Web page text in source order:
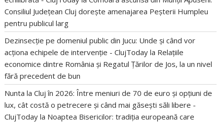
Consiliul Județean Cluj dorește amenajarea Peșterii Humpleu
pentru publicul larg
Dezinsecție pe domeniul public din Jucu: Unde și când vor
acționa echipele de intervenție - ClujToday la Relațiile
economice dintre România și Regatul Țărilor de Jos, la un nivel
fără precedent de bun
Nunta la Cluj în 2026: Între meniuri de 70 de euro și opțiuni de
lux, cât costă o petrecere și când mai găsești săli libere -
ClujToday la Noaptea Bisericilor: tradiția europeană care